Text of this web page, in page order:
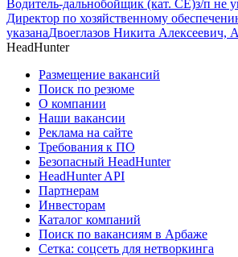
Водитель-дальнобойщик (кат. CE)з/п не
Директор по хозяйственному
указанаДвоеглазов Никита Алексеевич,
HeadHunter
Размещение вакансий
Поиск по резюме
О компании
Наши вакансии
Реклама на сайте
Требования к ПО
Безопасный HeadHunter
HeadHunter API
Партнерам
Инвесторам
Каталог компаний
Поиск по вакансиям в Арбаже
Сетка: соцсеть для нетворкинга